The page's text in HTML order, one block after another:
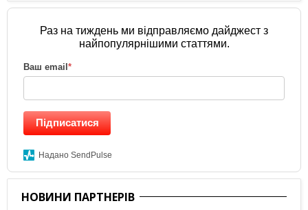
Раз на тиждень ми відправляємо дайджест з
найпопулярнішими статтями.
Ваш email *
Підписатися
Надано SendPulse
НОВИНИ ПАРТНЕРІВ